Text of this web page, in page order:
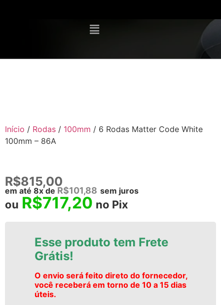
Início / Rodas / 100mm / 6 Rodas Matter Code White
100mm – 86A
R$815,00
em até 8x de R$101,88 sem juros
ou R$717,20 no Pix
Esse produto tem Frete
Grátis!
O envio será feito direto do fornecedor,
você receberá em torno de 10 a 15 dias
úteis.